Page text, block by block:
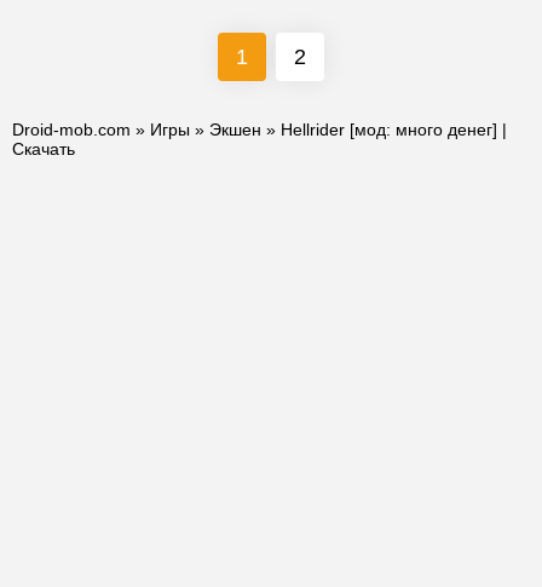
1 2
Droid-mob.com » Игры » Экшен » Hellrider [мод: много денег] |
Скачать